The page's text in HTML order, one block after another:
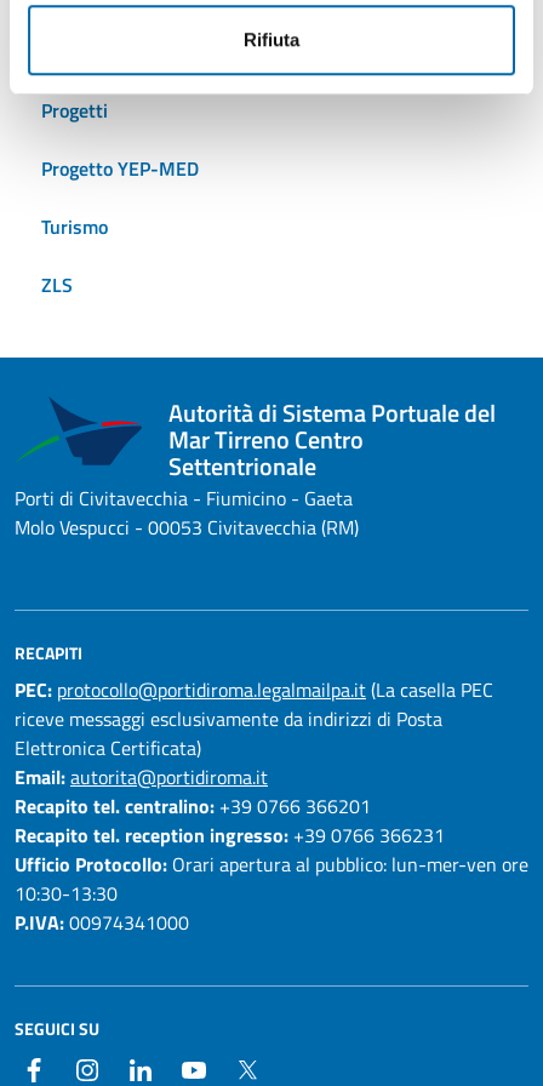
Rifiuta
Progetti
Progetto YEP-MED
Turismo
ZLS
Autorità di Sistema Portuale del
Mar Tirreno Centro
Settentrionale
Porti di Civitavecchia - Fiumicino - Gaeta
Molo Vespucci - 00053 Civitavecchia (RM)
RECAPITI
PEC: protocollo@portidiroma.legalmailpa.it(La casella PEC
riceve messaggi esclusivamente da indirizzi di Posta
Elettronica Certificata)
Email:autorita@portidiroma.it
Recapito tel. centralino: +39 0766 366201
Recapito tel. reception ingresso: +39 0766 366231
Ufficio Protocollo: Orari apertura al pubblico: lun-mer-ven ore
10:30-13:30
P.IVA:00974341000
SEGUICI SU
Facebook InstagramLinkedIn YouTube